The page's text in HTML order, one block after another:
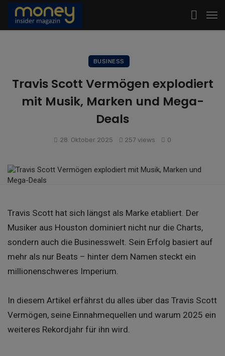
BUSINESS
Travis Scott Vermögen explodiert
mit Musik, Marken und Mega-
Deals
28. Oktober 2025 257 views 0
Travis Scott hat sich längst als Marke etabliert. Der
Musiker aus Houston dominiert nicht nur die Charts,
sondern auch die Businesswelt. Sein Erfolg basiert auf
mehr als nur Beats – hinter dem Namen steckt ein
millionenschweres Imperium.
In diesem Artikel erfährst du alles über das Travis Scott
Vermögen, seine Einnahmequellen und warum 2025 ein
weiteres Rekordjahr für ihn wird.